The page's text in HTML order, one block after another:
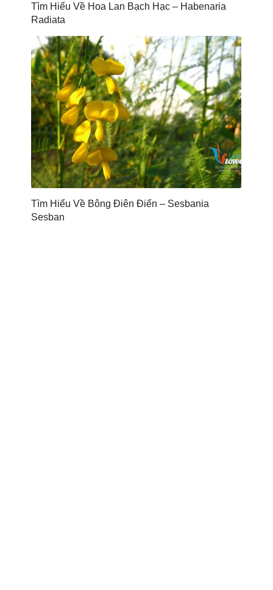
Tìm Hiểu Về Hoa Lan Bạch Hạc – Habenaria
Radiata
Tìm Hiểu Về Bông Điên Điển – Sesbania
Sesban